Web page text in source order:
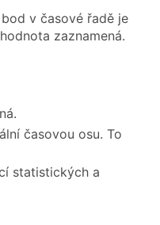
v časové řadě je
zaznamená.
časovou osu. To
statistických a